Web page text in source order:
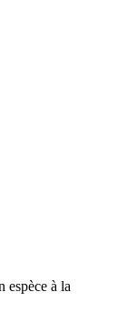
espèce à la